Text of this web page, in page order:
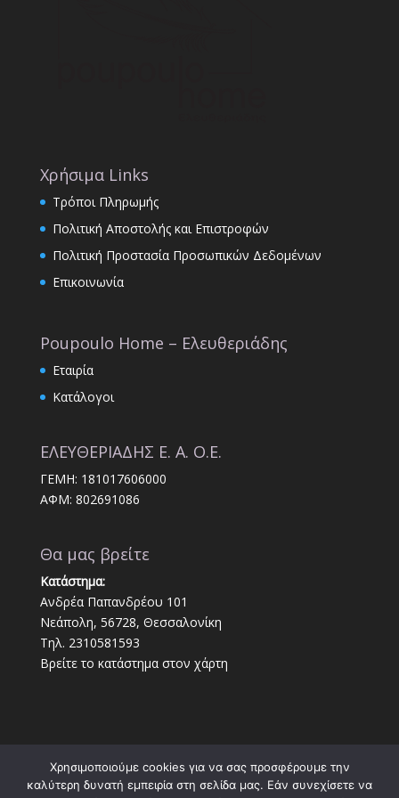
Χρήσιμα Links
Τρόποι Πληρωμής
Πολιτική Αποστολής και Επιστροφών
Πολιτική Προστασία Προσωπικών Δεδομένων
Επικοινωνία
Poupoulo Home – Ελευθεριάδης
Εταιρία
Κατάλογοι
ΕΛΕΥΘΕΡΙΑΔΗΣ Ε. Α. Ο.Ε.
ΓΕΜΗ: 181017606000
ΑΦΜ: 802691086
Θα μας βρείτε
Κατάστημα:
Ανδρέα Παπανδρέου 101
Νεάπολη, 56728, Θεσσαλονίκη
Τηλ. 2310581593
Βρείτε το κατάστημα στον χάρτη
Χρησιμοποιούμε cookies για να σας προσφέρουμε την
καλύτερη δυνατή εμπειρία στη σελίδα μας. Εάν συνεχίσετε να